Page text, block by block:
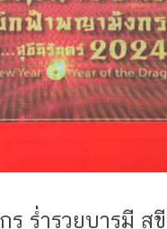
ร่ำรวยบารมี สุ